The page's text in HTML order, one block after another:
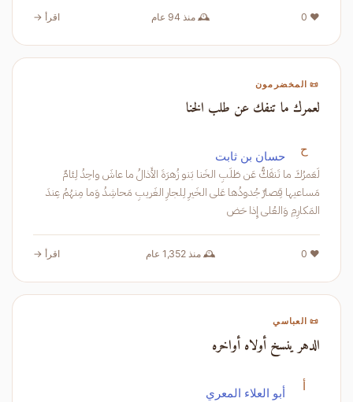
❤️ 0 🕰️ منذ 94 عام اقرأ →
📜 المخضرمون
لعمرك ما تنفك عن طلب الخنا
ح حسان بن ثابت
لَعَمرُكَ ما تَنفَكُّ عَن طَلَبِ الخَنا بَنو زُهرَةَ الأَذالُ ما عاشَ واحِدُ لِئامٌ
مَساعيها قِصارٌ جُدودُها عَلى الخَيرِ لِلجارِ الغَريبِ مَحاشِدُ وَما مِنهُمُ عِندَ
المَكارِمِ وَالعُلى إِذا حَض
❤️ 0 🕰️ منذ 1,352 عام اقرأ →
📜 العباسي
الدهر ينسخ أولاه أواخره
أ أبو العلاء المعري